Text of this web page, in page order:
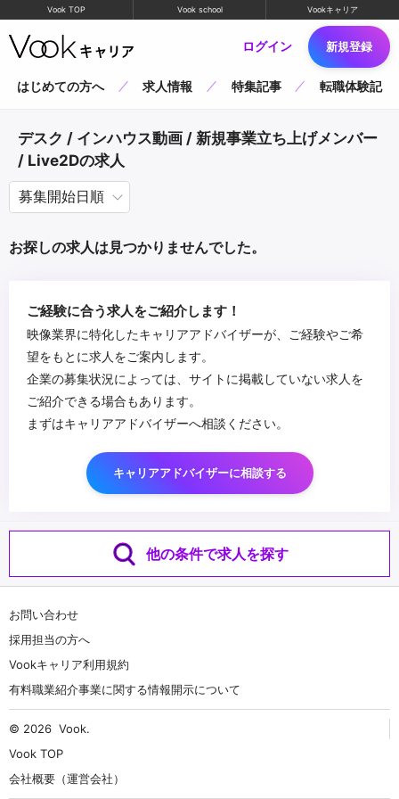
Vook TOP Vook school Vookキャリア
ログイン 新規登録
はじめての方へ 求人情報 特集記事 転職体験記
デスク / インハウス動画 / 新規事業立ち上げメンバー
/ Live2Dの求人
お探しの求人は見つかりませんでした。
ご経験に合う求人をご紹介します！
映像業界に特化したキャリアアドバイザーが、ご経験やご希
望をもとに求人をご案内します。
企業の募集状況によっては、サイトに掲載していない求人を
ご紹介できる場合もあります。
まずはキャリアアドバイザーへ相談ください。
キャリアアドバイザーに相談する
他の条件で求人を探す
お問い合わせ
採用担当の方へ
Vookキャリア利用規約
有料職業紹介事業に関する情報開示について
© 2026 Vook.
Vook TOP
会社概要（運営会社）